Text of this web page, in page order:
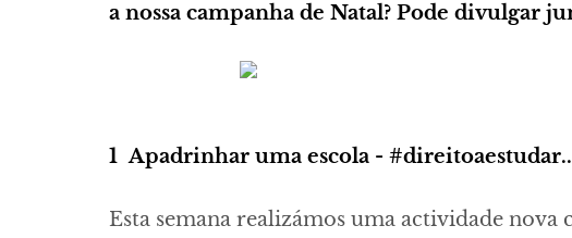
a nossa campanha de Natal? Pode divulgar
1 Apadrinhar uma escola -
Esta semana realizámos uma actividade nova